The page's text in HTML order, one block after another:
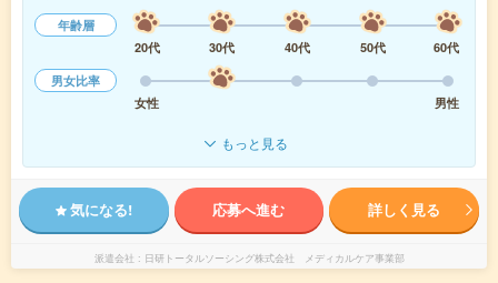
年齢層
20代
30代 40代 50代
60代
男女比率
女性
男性
もっと見る
気になる! 応募へ進む 詳しく見る
派遣会社 日研トータルソーシング株式会社 メディカルケア事業部